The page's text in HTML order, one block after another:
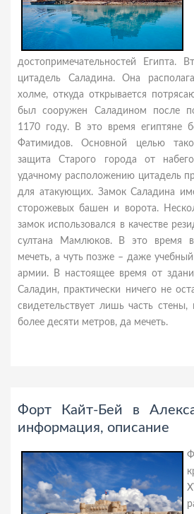
достопримечательностей Египта.
цитадель Саладина. Она
холме, откуда открывается
был сооружен Саладином после
1170 году. В это время египтяне
Фатимидов. Основной целью
защита Старого города от
удачному расположению цитадель
для атакующих. Замок Саладина
сторожевых башен и ворота.
замок использовался в качестве
султана Мамлюков. В это время в
мечеть, а чуть позже – даже
армии. В настоящее время от
Саладин, практически ничего не
свидетельствует лишь часть стены,
более десяти метров, да мечеть.
Форт Кайт-Бей в
информация, описание